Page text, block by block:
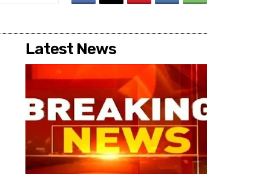
Latest News